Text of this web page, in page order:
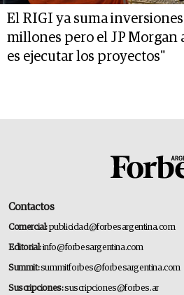
El RIGI ya suma
millones pero el JP Morgan
es ejecutar los proyectos"
Contactos
Comercial:publicidad@forbesargentina.com
Editorial:info@forbesargentina.com
Summit:summitforbes@forbesargentina.com
Suscripciones:suscripciones@forbes.ar